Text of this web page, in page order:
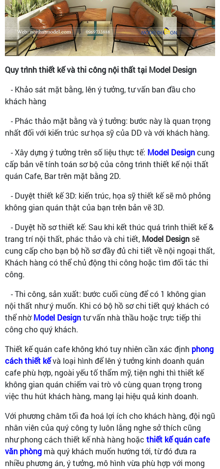
Quy trình thiết kế và thi công nội thất tại Model Design
- Khảo sát mặt bằng, lên ý tưởng, tư vấn ban đầu cho
khách hàng
- Phác thảo mặt bằng và ý tưởng: bước này là quan trọng
nhất đối với kiến trúc sư họa sỹ của DD và với khách hàng.
- Xây dựng ý tưởng trên số liệu thực tế: Model Designcung
cấp bản vẽ tính toán sơ bộ của công trình thiết kế nội thất
quán Cafe, Bar trên mặt bằng 2D.
- Duyệt thiết kế 3D: kiến trúc, họa sỹ thiết kế sẽ mô phỏng
không gian quán thật của bạn trên bản vẽ 3D.
- Duyệt hồ sơ thiết kế: Sau khi kết thúc quá trình thiết kế &
trang trí nội thất, phác thảo và chi tiết, Model Design sẽ
cung cấp cho bạn bộ hồ sơ đầy đủ chi tiết về nội ngoại thất,
Khách hàng có thể chủ động thi công hoặc tìm đối tác thi
công.
- Thi công, sản xuất: bước cuối cùng để có 1 không gian
nội thất như ý muốn. Khi có bộ hồ sơ chi tiết quý khách có
thể nhờModel Designtư vấn nhà thầu hoặc trực tiếp thi
công cho quý khách.
Thiết kế quán cafe không khó tuy nhiên cần xác định phong
cách thiết kếvà loại hình để lên ý tưởng kinh doanh quán
cafe phù hợp, ngoài yếu tố thẩm mỹ, tiện nghi thì thiết kế
không gian quán chiếm vai trò vô cùng quan trọng trong
việc thu hút khách hàng, mang lại hiệu quả kinh doanh.
Với phương châm tối đa hoá lợi ích cho khách hàng, đội ngũ
nhân viên của quý công ty luôn lắng nghe sở thích cũng
như phong cách thiết kế nhà hàng hoặc thiết kế quán cafe
văn phòng mà quý khách muốn hướng tới, từ đó đưa ra
nhiều phương án, ý tưởng, mô hình vừa phù hợp với mong